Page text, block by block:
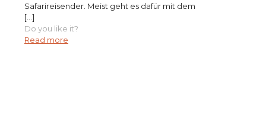
Safarireisender. Meist geht es dafür mit dem
[…]
Do you like it?
Read more